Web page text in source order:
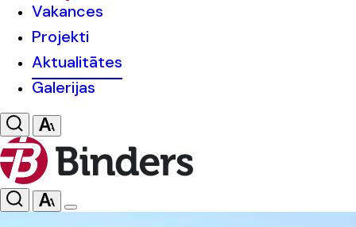
Vakances
Projekti
Aktualitātes
Galerijas